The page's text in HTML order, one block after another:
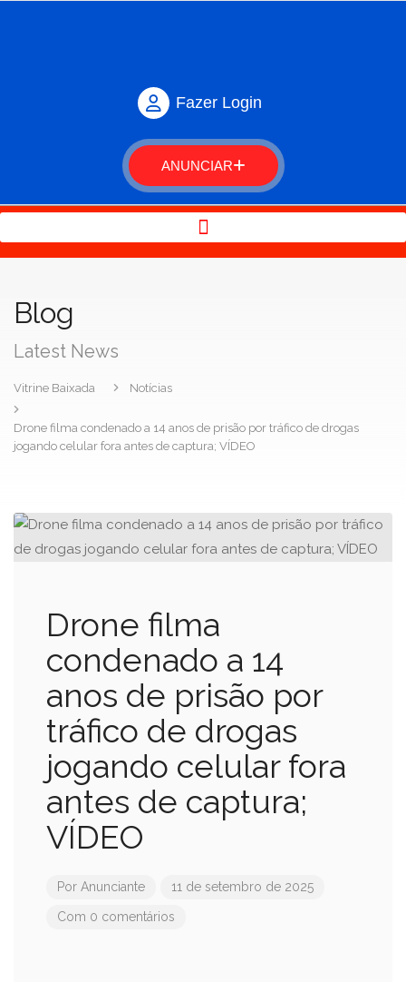
Fazer Login
ANUNCIAR
Blog
Latest News
Vitrine Baixada Notícias
Drone filma condenado a 14 anos de prisão por tráfico de drogas
jogando celular fora antes de captura; VÍDEO
Drone filma
condenado a 14
anos de prisão por
tráfico de drogas
jogando celular fora
antes de captura;
VÍDEO
Por Anunciante 11 de setembro de 2025
Com 0 comentários